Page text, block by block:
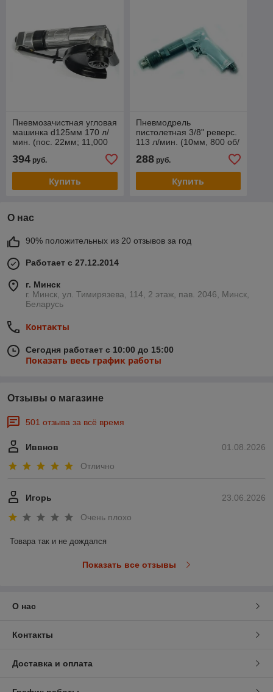
Пневмозачистная угловая
машинка d125мм 170 л/
мин. (пос. 22мм; 11,000
7737)
394 руб.
Купить
Пневмодрель
пистолетная 3/8" реверс.
113 л/мин. (10мм, 800 об/
288руб.
Купить
О нас
90% положительных из 20 отзывов за год
Работает с 27.12.2014
г. Минск
г. Минск, ул. Тимирязева, 114, 2 этаж, пав. 2046, Минск,
Беларусь
Контакты
Сегодня работает с 10:00 до 15:00
Показать весь график работы
Отзывы о магазине
501 отзыва за всё время
01.08.2026
Иввнов
Отлично
23.06.2026
Игорь
Очень плохо
Товара так и не дождался
Показать все отзывы
О нас
Контакты
Доставка и оплата